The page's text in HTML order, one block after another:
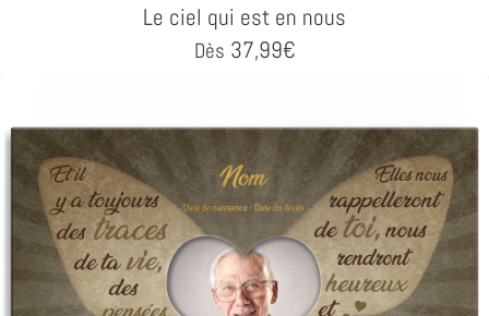
Le ciel qui est en nous
Dès 37,99€